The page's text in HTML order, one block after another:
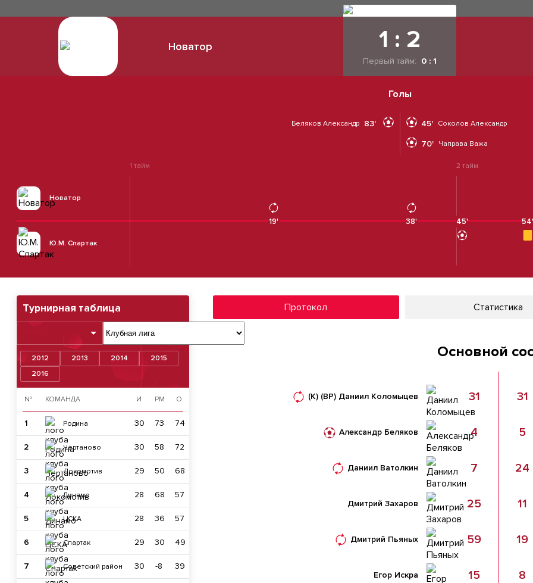
Новатор 1 : 2
Первый тайм: 0 : 1
Голы
Беляков Александр 83' Соколов Александр
45'
Чаправа Важа
70'
Новатор
1 тайм 2 тайм
19' 38' 45' 54'
Ю.М. Спартак
Турнирная таблица
2012 2013 2014
2015
2016
№ КОМАНДА И РМ О
1 Родина 30 73 74
2 Чертаново 30 58 72
3 Локомотив 29 50 68
4 Динамо 28 68 57
5 ЦСКА 28 36 57
6 Спартак 29 30 49
7 Советский район 30 -8 39
Протокол Статистика
Основной
Даниил Коломыцев
(К) (ВР) 31
Александр Беляков 4
Даниил Ватолкин 7
Дмитрий Захаров 25
Дмитрий Пьяных 59
Егор Искра 15
31
5
24
11
19
8